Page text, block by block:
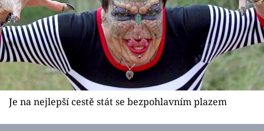
Je na nejlepší cestě stát se bezpohlavním plazem